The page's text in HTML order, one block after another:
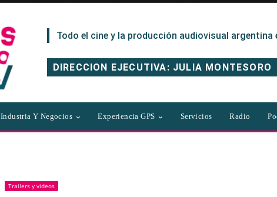
Todo el cine y la producción audiovisual
DIRECCION EJECUTIVA: JULIA MONTESORO
Industria Y Negocios Experiencia GPS Servicios Radio
Trailers y videos